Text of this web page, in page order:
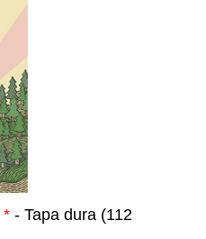
* - Tapa dura (112